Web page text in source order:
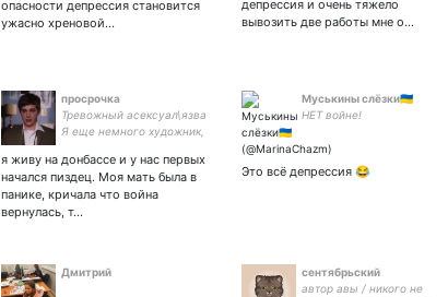
опасности депрессия становится
ужасно хреновой…
депрессия и очень тяжело
вывозить две работы мне о…
просрочка
Тревожный асексуал\язва
Я еще немного художник,
я живу на донбассе и у нас первых
начался пиздец. Моя мать была в
панике, кричала что война
вернулась, т…
Муськины слёзки🇺🇦
НЕТ войне!
Это всё депрессия 😂
Дмитрий
сентябрьский
автор авы / никого не